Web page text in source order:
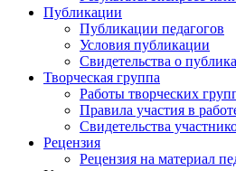
Публикации
Публикации педагогов
Условия публикации
Свидетельства о
Творческая группа
Работы творческих
Правила участия в
Свидетельства
Рецензия
Рецензия на материал